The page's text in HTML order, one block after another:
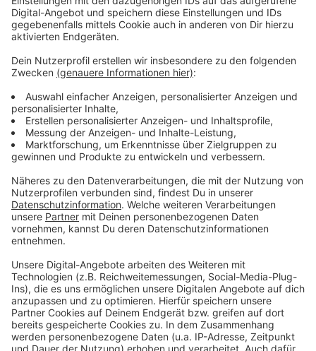
Erinnerung.
Anzeige
Wir benötigen Ihre
Zustimmung, um den YouTube
Video-Service zu laden!
Wir verwenden einen Service eines
Drittanbieters, um Videoinhalte
Daten zu Ihren Aktivitäten
sammeln. Bitte lesen Sie die
Details durch und stimmen Sie der
Nutzung des Service zu, um dieses
Video anzusehen.